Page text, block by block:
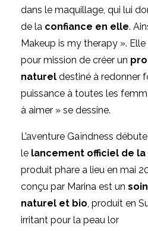
dans le maquillage, qui lui
de la confiance en elle.
Makeup is my therapy ».
pour mission de créer un
naturel destiné à redonner
puissance à toutes les
à aimer » se dessine.
L’aventure Gaïndness
le lancement officiel de la
produit phare a lieu en mai
conçu par Marina est un
naturel et bio, produit en
irritant pour la peau lor